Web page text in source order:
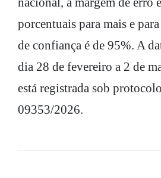
porcentuais para mais e
de confiança é de 95%. A
dia 28 de fevereiro a 2 de
está registrada sob
09353/2026.